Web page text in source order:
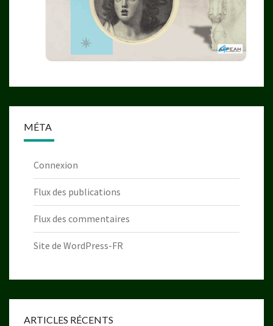
MÉTA
Connexion
Flux des publications
Flux des commentaires
Site de WordPress-FR
ARTICLES RÉCENTS